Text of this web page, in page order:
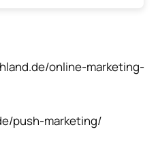
online-marketing-
push-marketing/